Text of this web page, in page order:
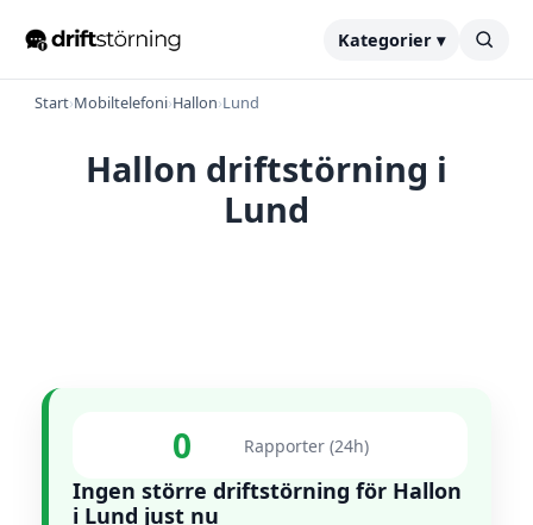
Kategorier ▾
Start›Mobiltelefoni›Hallon›Lund
Hallon driftstörning i
Lund
0 Rapporter (24h)
Ingen större driftstörning för Hallon
i Lund just nu